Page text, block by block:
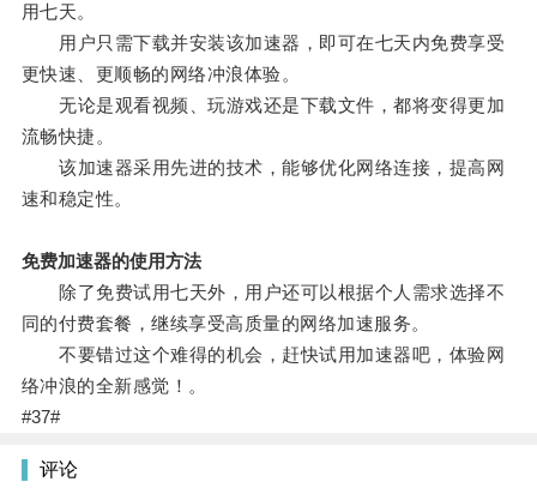
用七天。
用户只需下载并安装该加速器，即可在七天内免费享受
更快速、更顺畅的网络冲浪体验。
无论是观看视频、玩游戏还是下载文件，都将变得更加
流畅快捷。
该加速器采用先进的技术，能够优化网络连接，提高网
速和稳定性。
免费加速器的使用方法
除了免费试用七天外，用户还可以根据个人需求选择不
同的付费套餐，继续享受高质量的网络加速服务。
不要错过这个难得的机会，赶快试用加速器吧，体验网
络冲浪的全新感觉！。
#37#
评论